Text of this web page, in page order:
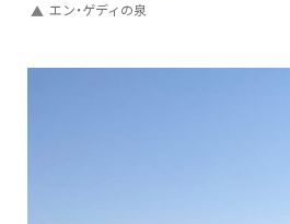
エン・ゲディの泉